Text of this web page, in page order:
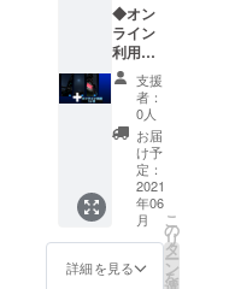
◆オン
ライン
利用券1
か月分
(有効期
限2022
年10月1
日まで)
◆スマ
ホ壁紙
デー
タ：世
界観3種
セット
※こちら
支援
者：
0人
お届
け予
定：
2021
年06
月
詳細を見る
こ
の
リ
タ
ー
ン
を